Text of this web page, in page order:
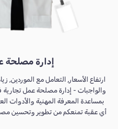
إدارة مصلحة
ارتفاع الأسعار, التعامل مع الموردين,
والواجبات - إدارة مصلحة عمل تجارية
بمساعدة المعرفة المهنية والأدوات
أي عقبة تمنعكم من تطوير وتحسين